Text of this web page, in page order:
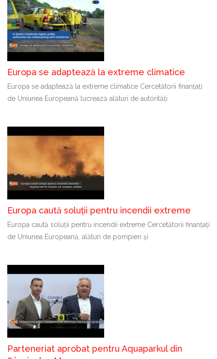
Europa se adaptează la extreme climatice
Europa se adaptează la extreme climatice Cercetătorii finanțați
de Uniunea Europeană lucrează alături de autorități
Europa caută soluții pentru incendii extreme
Europa caută soluții pentru incendii extreme Cercetătorii finanțați
de Uniunea Europeană, alături de pompieri și
Parteneriat aprobat pentru Aquaparkul din